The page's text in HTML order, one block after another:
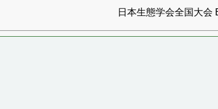
日本生態学会全国大会